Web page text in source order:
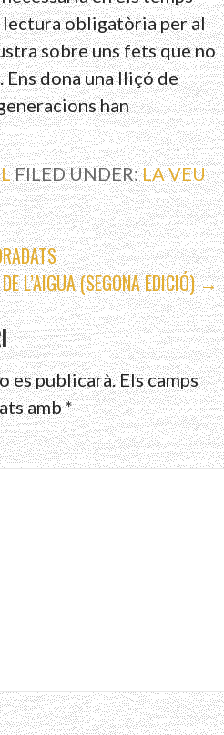
obligatòria per al
sobre uns fets que no
Ens dona una lliçó de
han
FILED UNDER:LA VEU
L’AIGUA (SEGONA EDICIÓ) →
es publicarà.Els camps
amb*